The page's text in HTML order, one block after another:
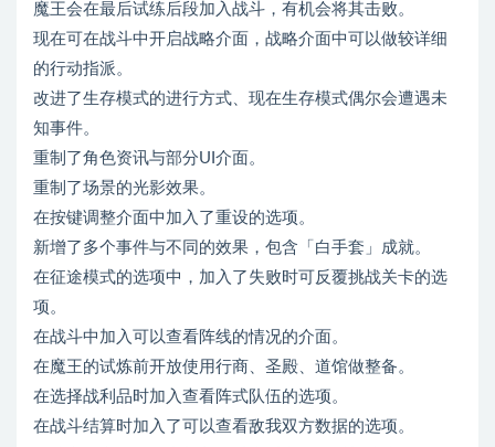
魔王会在最后试练后段加入战斗，有机会将其击败。
现在可在战斗中开启战略介面，战略介面中可以做较详细
的行动指派。
改进了生存模式的进行方式、现在生存模式偶尔会遭遇未
知事件。
重制了角色资讯与部分UI介面。
重制了场景的光影效果。
在按键调整介面中加入了重设的选项。
新增了多个事件与不同的效果，包含「白手套」成就。
在征途模式的选项中，加入了失败时可反覆挑战关卡的选
项。
在战斗中加入可以查看阵线的情况的介面。
在魔王的试炼前开放使用行商、圣殿、道馆做整备。
在选择战利品时加入查看阵式队伍的选项。
在战斗结算时加入了可以查看敌我双方数据的选项。